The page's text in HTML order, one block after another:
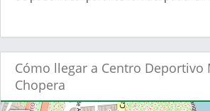
Cómo llegar a Centro Deportivo
Chopera